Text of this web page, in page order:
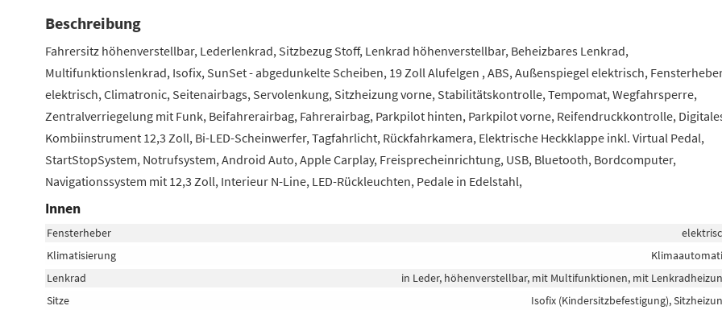
Beschreibung
Fahrersitz höhenverstellbar, Lederlenkrad, Sitzbezug Stoff, Lenkrad höhenverstellbar, Beheizbares Lenkrad,
Multifunktionslenkrad, Isofix, SunSet - abgedunkelte Scheiben, 19 Zoll Alufelgen , ABS, Außenspiegel elektrisch,
elektrisch, Climatronic, Seitenairbags, Servolenkung, Sitzheizung vorne, Stabilitätskontrolle, Tempomat, Wegfahrsperre,
Zentralverriegelung mit Funk, Beifahrerairbag, Fahrerairbag, Parkpilot hinten, Parkpilot vorne, Reifendruckkontrolle,
Kombiinstrument 12,3 Zoll, Bi-LED-Scheinwerfer, Tagfahrlicht, Rückfahrkamera, Elektrische Heckklappe inkl. Virtual Pedal,
StartStopSystem, Notrufsystem, Android Auto, Apple Carplay, Freisprecheinrichtung, USB, Bluetooth, Bordcomputer,
Navigationssystem mit 12,3 Zoll, Interieur N-Line, LED-Rückleuchten, Pedale in Edelstahl,
Innen
Fensterheber
Klimatisierung
Lenkrad
in Leder, höhenverstellbar, mit Multifunktionen, mit
Sitze
Isofix (Kindersitzbefestigung),